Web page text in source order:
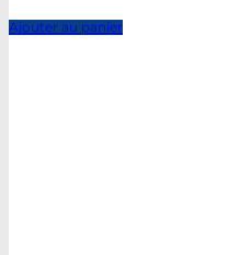
Ajouter au panier